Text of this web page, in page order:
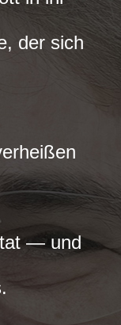
der sich
tat — und